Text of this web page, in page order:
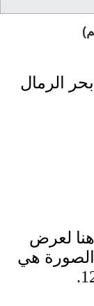
الرمال
لعرض
الصورة هي